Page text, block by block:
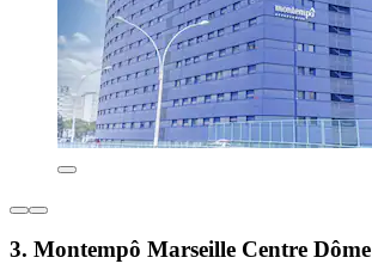
3. Montempô Marseille Centre Dôme